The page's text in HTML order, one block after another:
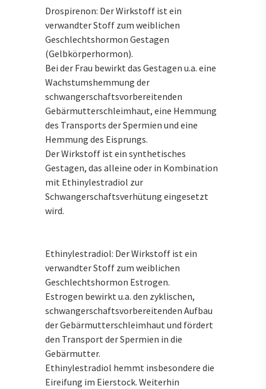
Drospirenon: Der Wirkstoff ist ein
verwandter Stoff zum weiblichen
Geschlechtshormon Gestagen
(Gelbkörperhormon).
Bei der Frau bewirkt das Gestagen u.a. eine
Wachstumshemmung der
schwangerschaftsvorbereitenden
Gebärmutterschleimhaut, eine Hemmung
des Transports der Spermien und eine
Hemmung des Eisprungs.
Der Wirkstoff ist ein synthetisches
Gestagen, das alleine oder in Kombination
mit Ethinylestradiol zur
Schwangerschaftsverhütung eingesetzt
wird.
Ethinylestradiol: Der Wirkstoff ist ein
verwandter Stoff zum weiblichen
Geschlechtshormon Estrogen.
Estrogen bewirkt u.a. den zyklischen,
schwangerschaftsvorbereitenden Aufbau
der Gebärmutterschleimhaut und fördert
den Transport der Spermien in die
Gebärmutter.
Ethinylestradiol hemmt insbesondere die
Eireifung im Eierstock. Weiterhin